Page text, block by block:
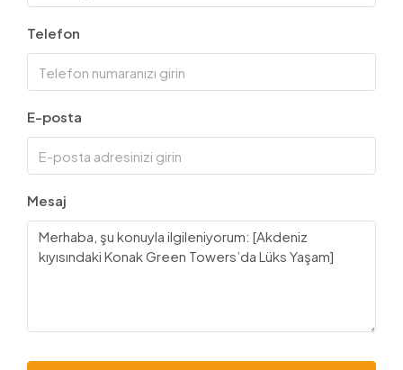
Telefon
E-posta
Mesaj